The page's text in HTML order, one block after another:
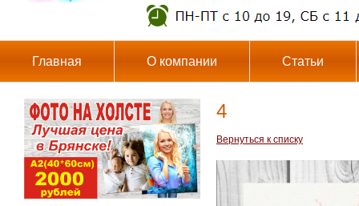
Главная О компании Статьи
4
Вернуться к списку